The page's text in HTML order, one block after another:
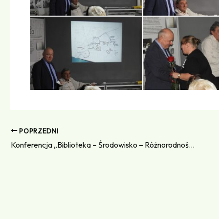
POPRZEDNI
Konferencja „Biblioteka – Środowisko – Różnorodność działań“